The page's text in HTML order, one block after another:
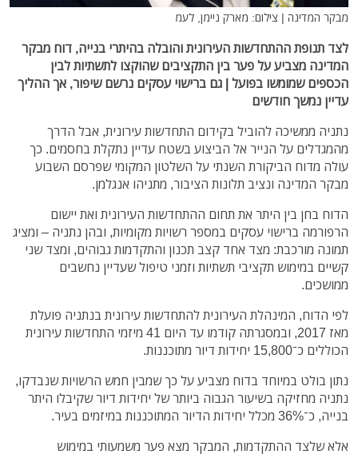
מבקר המדינה | צילום: מארק ניימן, לעמ
לצד תנופת ההתחדשות העירונית והובלה בהיתרי בנייה, דוח מבקר
המדינה מצביע על פער בין התקציבים שהוקצו לתשתיות לבין
הכספים שמומשו בפועל | גם ברישוי עסקים נרשם שיפור, אך ההליך
עדיין נמשך חודשים
נתניה ממשיכה להוביל בקידום התחדשות עירונית, אבל הדרך
מהמגדלים על הנייר אל הביצוע בשטח עדיין נתקלת בחסמים. כך
עולה מדוח הביקורת השנתי על השלטון המקומי שפרסם השבוע
מבקר המדינה ונציב תלונות הציבור, מתניהו אנגלמן.
הדוח בחן בין היתר את תחום ההתחדשות העירונית ואת יישום
הרפורמה ברישוי עסקים במספר רשויות מקומיות, ובהן נתניה – ומציג
תמונה מורכבת: מצד אחד קצב תכנון והתקדמות גבוהים, ומצד שני
קשיים במימוש תקציבי תשתיות וזמני טיפול שעדיין נחשבים
ממושכים.
לפי הדוח, המינהלת העירונית להתחדשות עירונית בנתניה פועלת
מאז 2017, ובמסגרתה קודמו עד היום 41 מיזמי התחדשות עירונית
הכוללים כ־15,800 יחידות דיור מתוכננות.
נתון בולט במיוחד בדוח מצביע על כך שמבין חמש הרשויות שנבדקו,
נתניה מחזיקה בשיעור הגבוה ביותר של יחידות דיור שקיבלו היתר
בנייה, כ־36% מכלל יחידות הדיור המתוכננות במיזמים בעיר.
אלא שלצד ההתקדמות, המבקר מצא פער משמעותי במימוש